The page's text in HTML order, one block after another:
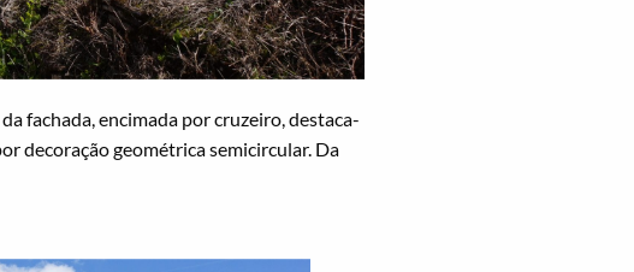
fachada, encimada por cruzeiro, destaca-
decoração geométrica semicircular. Da